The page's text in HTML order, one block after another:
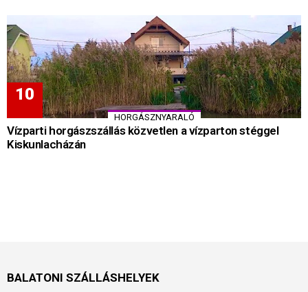
HORGÁSZNYARALÓ
Vízparti horgászszállás közvetlen a vízparton stéggel
Kiskunlacházán
BALATONI SZÁLLÁSHELYEK